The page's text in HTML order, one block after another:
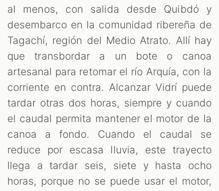
al menos, con salida desde Quibdó y
desembarco en la comunidad ribereña de
Tagachí, región del Medio Atrato. Allí hay
que transbordar a un bote o canoa
artesanal para retomar el río Arquía, con la
corriente en contra. Alcanzar Vidrí puede
tardar otras dos horas, siempre y cuando
el caudal permita mantener el motor de la
canoa a fondo. Cuando el caudal se
reduce por escasa lluvia, este trayecto
llega a tardar seis, siete y hasta ocho
horas, porque no se puede usar el motor,